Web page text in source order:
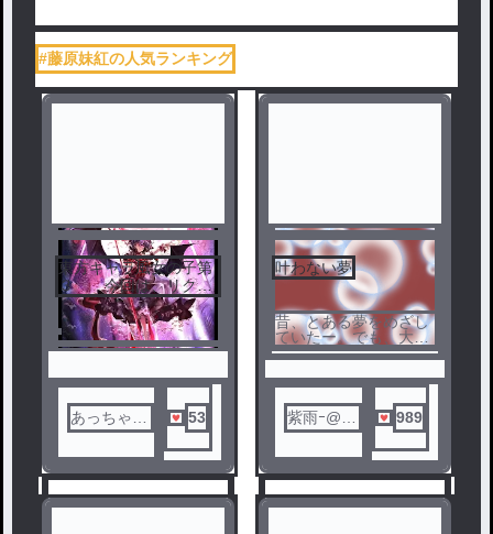
#藤原妹紅の人気ランキング
東方キャラ風女の子第
３ 今回は、リクエ
ストです！
あっちゃん
53
叶わない夢
昔、とある夢をめざし
ていたー。でも、大人
になるにつれて忘れて
理由があっ✗？、…
紫雨ｰ@し
989